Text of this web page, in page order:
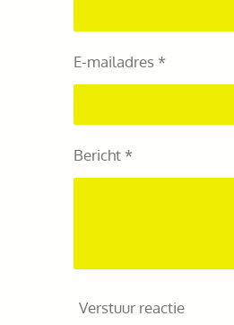
E-mailadres *
Bericht *
Verstuur reactie